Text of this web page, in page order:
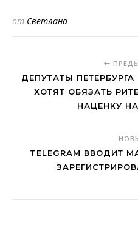
от Светлана
ДЕПУТАТЫ
ХОТЯТ ОБЯЗАТЬ
НАЦЕНКУ
TELEGRAM ВВОДИТ